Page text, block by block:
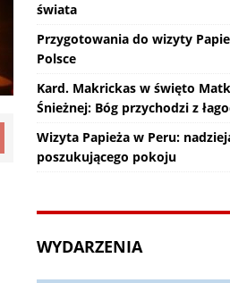
świata
Przygotowania do wizyty
Polsce
Kard. Makrickas w święto
Śnieżnej: Bóg przychodzi z
Wizyta Papieża w Peru:
poszukującego pokoju
WYDARZENIA